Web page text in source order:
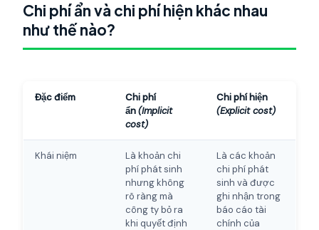
Chi phí ẩn và chi phí hiện khác nhau
như thế nào?
Đặc điểm
Chi phí
ẩn(Implicit
cost)
Chi phí hiện
(Explicit cost)
Khái niệm
Là khoản chi
phí phát sinh
nhưng không
rõ ràng mà
công ty bỏ ra
khi quyết định
Là các khoản
chi phí phát
sinh và được
ghi nhận trong
báo cáo tài
chính của